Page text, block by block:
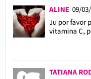
ALINE 09/
Ju por favor
vitamina C,
TATIANA